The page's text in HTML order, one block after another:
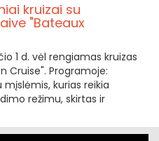
kruizai su
"Bateaux
1 d. vėl rengiamas kruizas
Cruise". Programoje:
kurias reikia
režimu, skirtas ir